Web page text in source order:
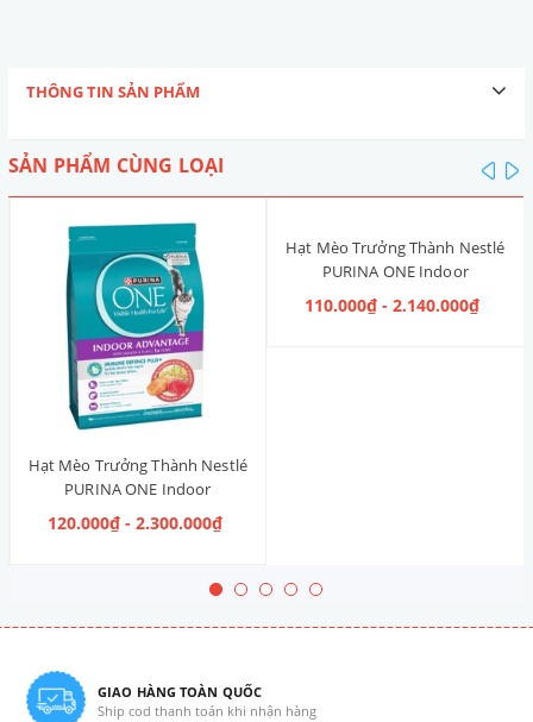
THÔNG TIN SẢN PHẨM
SẢN PHẨM CÙNG LOẠI
Hạt Mèo Trưởng Thành Nestlé
PURINA ONE Indoor
Advantage Salmon & Tuna [Vị
Cá Hồi & Cá Ngừ]
120.000₫ - 2.300.000₫
Hạt Mèo Trưởng Thành Nestlé
PURINA ONE Indoor
Advantage [Vị Gà]
110.000₫ - 2.140.000₫
GIAO HÀNG TOÀN QUỐC
Ship cod thanh toán khi nhận hàng